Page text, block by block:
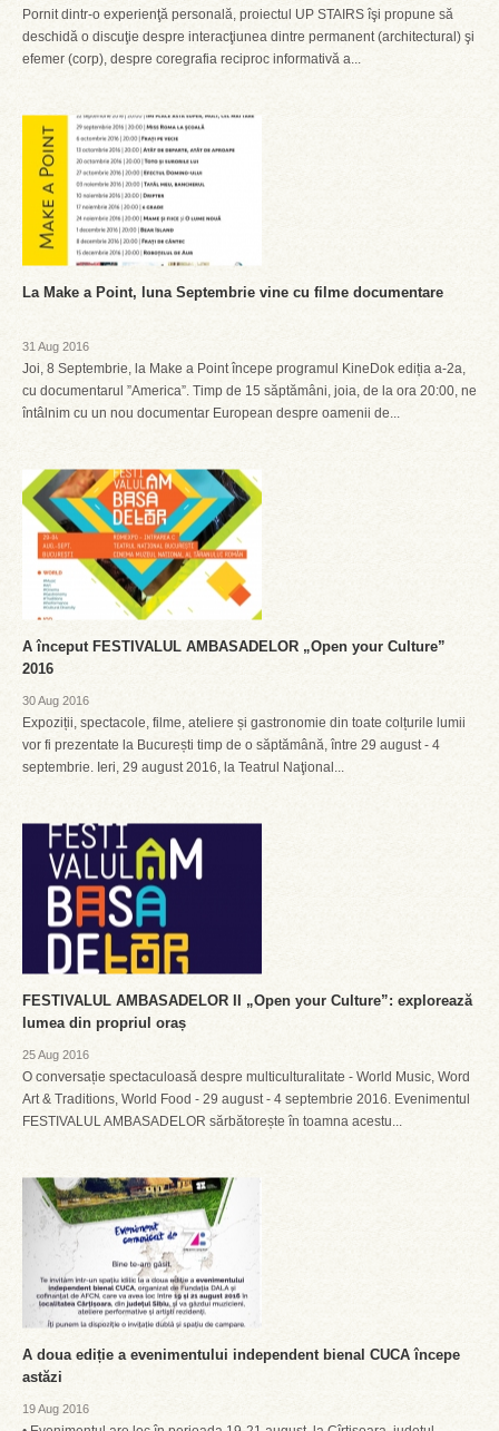
Pornit dintr-o experienţă personală, proiectul UP STAIRS îşi propune să
deschidă o discuţie despre interacţiunea dintre permanent (architectural) şi
efemer (corp), despre coregrafia reciproc informativă a...
La Make a Point, luna Septembrie vine cu filme documentare
31 Aug 2016
Joi, 8 Septembrie, la Make a Point începe programul KineDok ediția a-2a,
cu documentarul ”America”. Timp de 15 săptămâni, joia, de la ora 20:00, ne
întâlnim cu un nou documentar European despre oamenii de...
A început FESTIVALUL AMBASADELOR „Open your Culture”
2016
30 Aug 2016
Expoziții, spectacole, filme, ateliere și gastronomie din toate colțurile lumii
vor fi prezentate la București timp de o săptămână, între 29 august - 4
septembrie. Ieri, 29 august 2016, la Teatrul Naţional...
FESTIVALUL AMBASADELOR II „Open your Culture”: explorează
lumea din propriul oraș
25 Aug 2016
O conversație spectaculoasă despre multiculturalitate - World Music, Word
Art & Traditions, World Food - 29 august - 4 septembrie 2016. Evenimentul
FESTIVALUL AMBASADELOR sărbătorește în toamna acestu...
A doua ediție a evenimentului independent bienal CUCA începe
astăzi
19 Aug 2016